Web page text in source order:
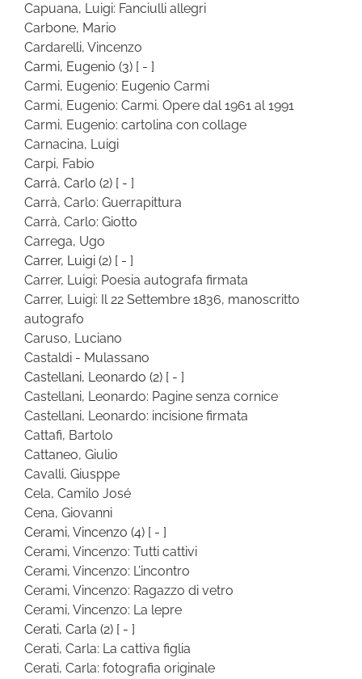
Capuana, Luigi: Fanciulli allegri
Carbone, Mario
Cardarelli, Vincenzo
Carmi, Eugenio (3) [ - ]
Carmi, Eugenio: Eugenio Carmi
Carmi, Eugenio: Carmi. Opere dal 1961 al 1991
Carmi, Eugenio: cartolina con collage
Carnacina, Luigi
Carpi, Fabio
Carrà, Carlo (2) [ - ]
Carrà, Carlo: Guerrapittura
Carrà, Carlo: Giotto
Carrega, Ugo
Carrer, Luigi (2) [ - ]
Carrer, Luigi: Poesia autografa firmata
Carrer, Luigi: Il 22 Settembre 1836, manoscritto
autografo
Caruso, Luciano
Castaldi - Mulassano
Castellani, Leonardo (2) [ - ]
Castellani, Leonardo: Pagine senza cornice
Castellani, Leonardo: incisione firmata
Cattafi, Bartolo
Cattaneo, Giulio
Cavalli, Giusppe
Cela, Camilo José
Cena, Giovanni
Cerami, Vincenzo (4) [ - ]
Cerami, Vincenzo: Tutti cattivi
Cerami, Vincenzo: L’incontro
Cerami, Vincenzo: Ragazzo di vetro
Cerami, Vincenzo: La lepre
Cerati, Carla (2) [ - ]
Cerati, Carla: La cattiva figlia
Cerati, Carla: fotografia originale